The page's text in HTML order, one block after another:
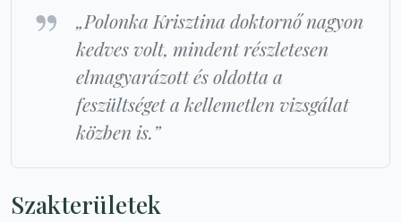
„Polonka Krisztina doktornő nagyon
kedves volt, mindent részletesen
elmagyarázott és oldotta a
feszültséget a kellemetlen vizsgálat
közben is.”
Szakterületek